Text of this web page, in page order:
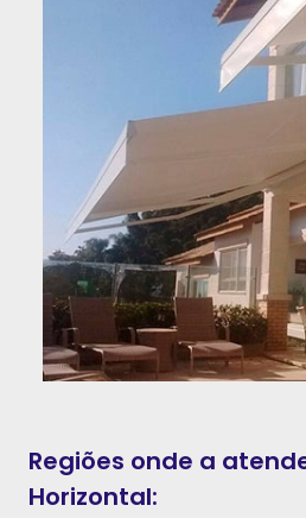
Regiões onde a
Horizontal: